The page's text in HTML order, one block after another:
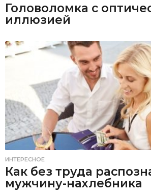
Головоломка с
иллюзией
ИНТЕРЕСНОЕ
Как без труда
мужчину-нахлебника